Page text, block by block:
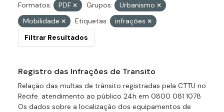
Formatos: PDF Grupos:
Urbanismo
Mobilidade
Etiquetas:
infrações
Filtrar Resultados
Registro das Infrações de Transito
Relação das multas de trânsito registradas pela CTTU no
Recife. atendimento ao público 24h em 0800 081 1078
Os dados sobre a localização dos equipamentos de